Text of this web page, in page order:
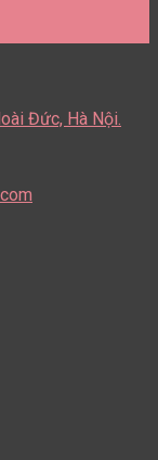
Đức, Hà Nội.